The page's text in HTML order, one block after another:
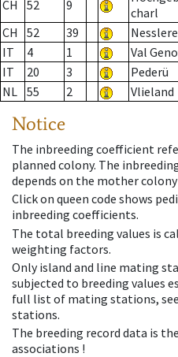
CH
52 9
charl
CH
52 39
IT
4 1 Val
IT
20 3 Pederü
NL 55 2 Vlieland
Notice
The inbreeding coefficient
planned colony. The
depends on the mother colony
Click on queen code shows
inbreeding coefficients.
The total breeding values is
weighting factors.
Only island and line mating
subjected to breeding values
full list of mating stations,
stations.
The breeding record data is
associations !